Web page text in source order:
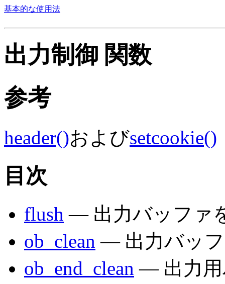
基本的な使用法
出力制御 関数
参考
header()およびsetcookie()
目次
flush — 出力バッファ
ob_clean — 出力バッ
ob_end_clean — 出力用